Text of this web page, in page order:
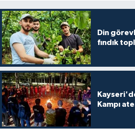
Din
fındık
Kampı
Kars Müftülüğü
Kastamonu Müftülüğü
Kayseri Müftülüğü
Kilis Müftülüğü
Kırıkkale Müftülüğü